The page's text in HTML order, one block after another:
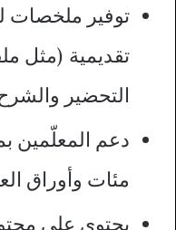
توفير ملخصات
التحضير
دعم المعلّمين
مئات وأوراق
يحتوي على